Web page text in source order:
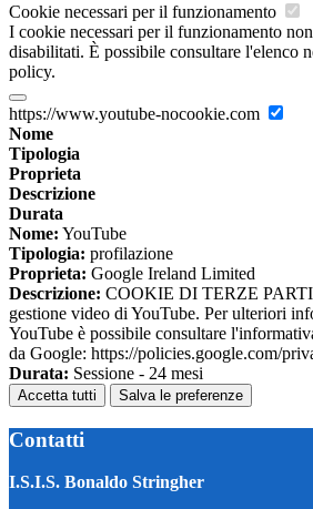
Cookie necessari per il funzionamento
I cookie necessari per il funzionamento
disabilitati. È possibile consultare l'elenco
policy.
https://www.youtube-nocookie.com
Nome
Tipologia
Proprieta
Descrizione
Durata
Nome: YouTube
Tipologia: profilazione
Proprieta: Google Ireland Limited
Descrizione: COOKIE DI TERZE PARTI
gestione video di YouTube. Per ulteriori
YouTube è possibile consultare
da Google: https://policies.google.com/
Durata: Sessione - 24 mesi
Accetta tutti Salva le preferenze
Contatti
I.S.I.S. Bonaldo Stringher